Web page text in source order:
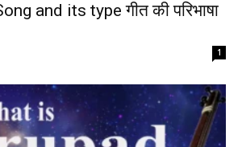
and its type गीत की परिभाषा
1